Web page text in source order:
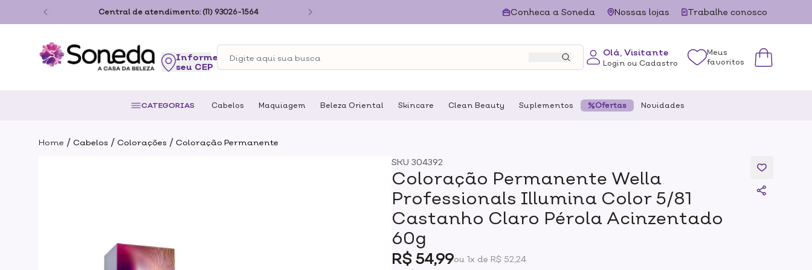
Central de atendimento: (11) 93026-1564 Conheca a Soneda Nossas lojas Trabalhe conosco
seu CEP
Olá, Visitante
Login ou Cadastro
Meus
favoritos
CATEGORIAS Cabelos Maquiagem Beleza Oriental Skincare Clean Beauty Suplementos Ofertas Novidades
Home / Cabelos / Colorações / Coloração Permanente
SKU304392
Coloração Permanente Wella
Professionals Illumina Color 5/81
Castanho Claro Pérola Acinzentado
60g
R$ 54,99ou 1x de R$ 52,24